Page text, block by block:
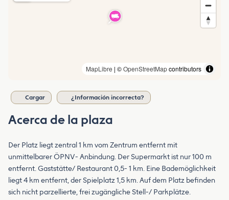
MapLibre | ©OpenStreetMapcontributors
Cargar ¿Información incorrecta?
Acerca de la plaza
Der Platz liegt zentral 1 km vom Zentrum entfernt mit
unmittelbarer ÖPNV- Anbindung. Der Supermarkt ist nur 100 m
entfernt. Gaststätte/ Restaurant 0,5- 1 km. Eine Bademöglichkeit
liegt 4 km entfernt, der Spielplatz 1,5 km. Auf dem Platz befinden
sich nicht parzellierte, frei zugängliche Stell-/ Parkplätze.